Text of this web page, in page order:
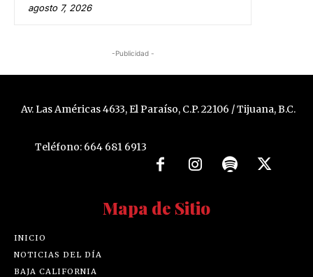
agosto 7, 2026
-Publicidad -
Av. Las Américas 4633, El Paraíso, C.P. 22106 / Tijuana, B.C.
Teléfono: 664 681 6913
Mapa de Sitio
INICIO
NOTICIAS DEL DÍA
BAJA CALIFORNIA